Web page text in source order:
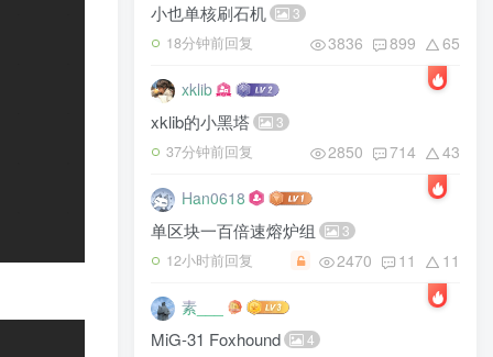
小也单核刷石机 3
18分钟前回复 3836 899 65
xklib
xklib的小黑塔 3
37分钟前回复 2850 714 43
Han0618
单区块一百倍速熔炉组 3
12小时前回复 2470 11 11
素___
MiG-31 Foxhound 4